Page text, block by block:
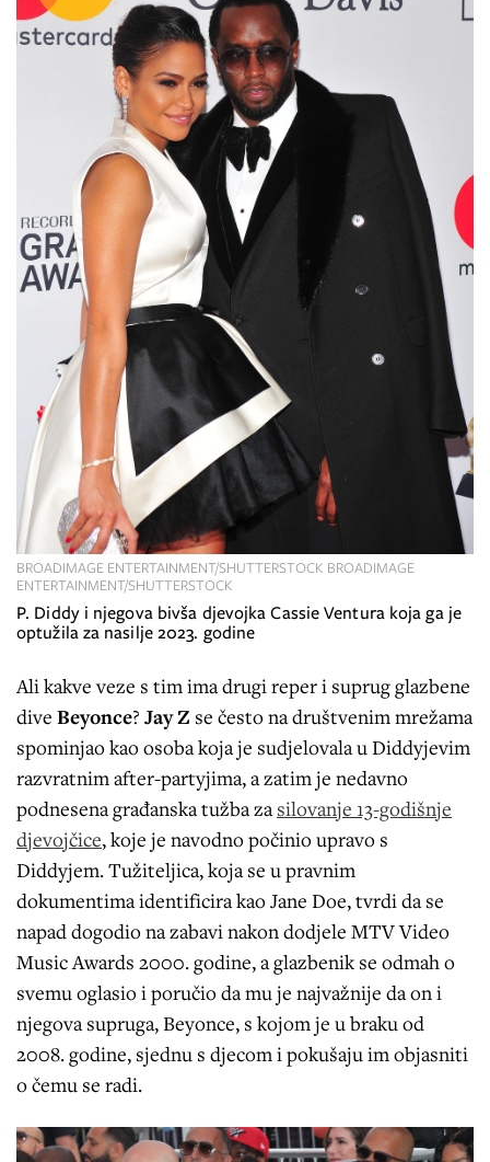
P. Diddy i njegova bivša djevojka Cassie Ventura koja ga je
optužila za nasilje 2023. godine
BROADIMAGE ENTERTAINMENT/SHUTTERSTOCK BROADIMAGE
ENTERTAINMENT/SHUTTERSTOCK
Ali kakve veze s tim ima drugi reper i suprug glazbene
dive Beyonce? Jay Z se često na društvenim mrežama
spominjao kao osoba koja je sudjelovala u Diddyjevim
razvratnim after-partyjima, a zatim je nedavno
podnesena građanska tužba za silovanje 13-godišnje
djevojčice, koje je navodno počinio upravo s
Diddyjem. Tužiteljica, koja se u pravnim
dokumentima identificira kao Jane Doe, tvrdi da se
napad dogodio na zabavi nakon dodjele MTV Video
Music Awards 2000. godine, a glazbenik se odmah o
svemu oglasio i poručio da mu je najvažnije da on i
njegova supruga, Beyonce, s kojom je u braku od
2008. godine, sjednu s djecom i pokušaju im objasniti
o čemu se radi.